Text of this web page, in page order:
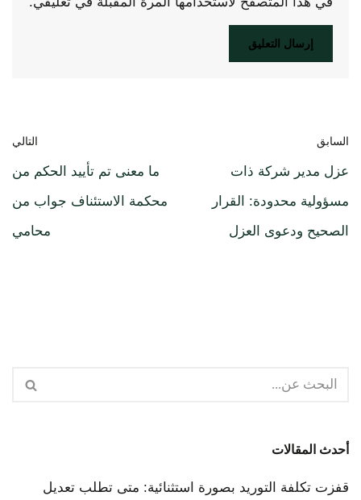
السابق
عزل مدير شركة ذات
مسؤولية محدودة: القرار
الصحيح ودعوى العزل
التالي
ما معنى تم تأييد الحكم من
محكمة الاستئناف جواب من
محامي
أحدث المقالات
قفزت تكلفة التوريد بصورة استثنائية: متى تطلب تعديل